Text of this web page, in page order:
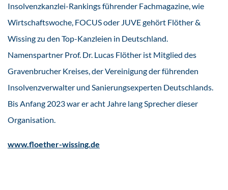
Insolvenzkanzlei-Rankings führender Fachmagazine, wie
Wirtschaftswoche, FOCUS oder JUVE gehört Flöther &
Wissing zu den Top-Kanzleien in Deutschland.
Namenspartner Prof. Dr. Lucas Flöther ist Mitglied des
Gravenbrucher Kreises, der Vereinigung der führenden
Insolvenzverwalter und Sanierungsexperten Deutschlands.
Bis Anfang 2023 war er acht Jahre lang Sprecher dieser
Organisation.
www.floether-wissing.de